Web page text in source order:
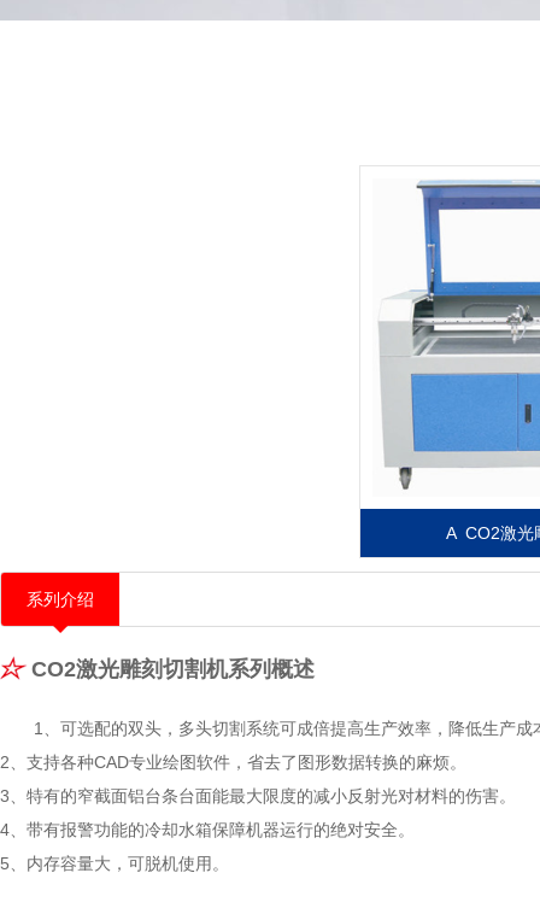
A CO2激光
系列介绍
CO2激光雕刻切割机系列概述
1、可选配的双头，多头切割系统可成倍提高生产效率，降低生产成
2、支持各种CAD专业绘图软件，省去了图形数据转换的麻烦。
3、特有的窄截面铝台条台面能最大限度的减小反射光对材料的伤害。
4、带有报警功能的冷却水箱保障机器运行的绝对安全。
5、内存容量大，可脱机使用。